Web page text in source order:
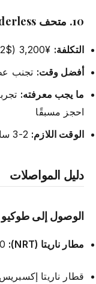
10. متحف Teamlab Borderless للفن الرقمي
التكلفة: ¥3,200 ($22 USD)
أفضل وقت: تجنب
ما يجب معرفته:
احجز مسبقًا
الوقت اللازم:
دليل المواصلات
الوصول إلى طوكيو
مطار ناريتا (NRT):